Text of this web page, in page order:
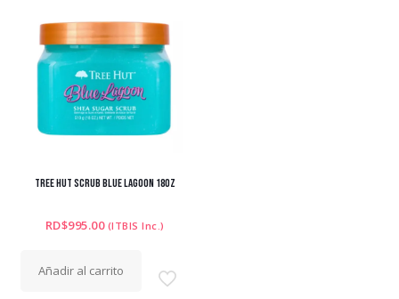
TREE HUT SCRUB BLUE LAGOON 18OZ
RD$995.00 (ITBIS Inc.)
Añadir al carrito